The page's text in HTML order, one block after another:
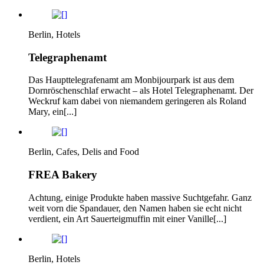
Berlin, Hotels
Telegraphenamt
Das Haupttelegrafenamt am Monbijourpark ist aus dem
Dornröschenschlaf erwacht – als Hotel Telegraphenamt. Der
Weckruf kam dabei von niemandem geringeren als Roland
Mary, ein[...]
Berlin, Cafes, Delis and Food
FREA Bakery
Achtung, einige Produkte haben massive Suchtgefahr. Ganz
weit vorn die Spandauer, den Namen haben sie echt nicht
verdient, ein Art Sauerteigmuffin mit einer Vanille[...]
Berlin, Hotels